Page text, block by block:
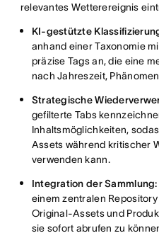
relevantes Wetterereignis
KI-gestützte
anhand einer Taxonomie
präzise Tags an, die eine
nach Jahreszeit,
Strategische
gefilterte Tabs
Inhaltsmöglichkeiten,
Assets während kritischer
verwenden kann.
Integration der Sammlung:
einem zentralen
Original-Assets und
sie sofort abrufen zu